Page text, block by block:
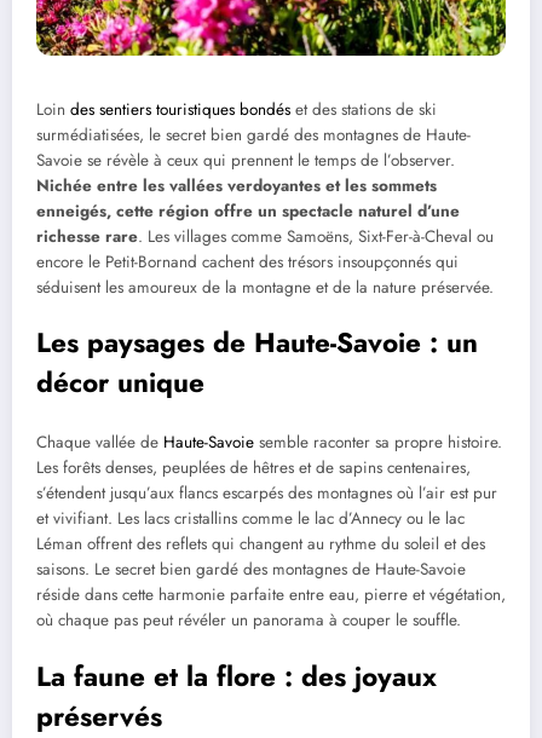
Loin des sentiers touristiques bondés et des stations de ski
surmédiatisées, le secret bien gardé des montagnes de Haute-
Savoie se révèle à ceux qui prennent le temps de l’observer.
Nichée entre les vallées verdoyantes et les sommets
enneigés, cette région offre un spectacle naturel d’une
richesse rare. Les villages comme Samoëns, Sixt-Fer-à-Cheval ou
encore le Petit-Bornand cachent des trésors insoupçonnés qui
séduisent les amoureux de la montagne et de la nature préservée.
Les paysages de Haute-Savoie : un
décor unique
Chaque vallée de Haute-Savoie semble raconter sa propre histoire.
Les forêts denses, peuplées de hêtres et de sapins centenaires,
s’étendent jusqu’aux flancs escarpés des montagnes où l’air est pur
et vivifiant. Les lacs cristallins comme le lac d’Annecy ou le lac
Léman offrent des reflets qui changent au rythme du soleil et des
saisons. Le secret bien gardé des montagnes de Haute-Savoie
réside dans cette harmonie parfaite entre eau, pierre et végétation,
où chaque pas peut révéler un panorama à couper le souffle.
La faune et la flore : des joyaux
préservés